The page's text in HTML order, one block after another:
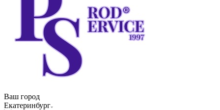
Ваш город
Екатеринбург